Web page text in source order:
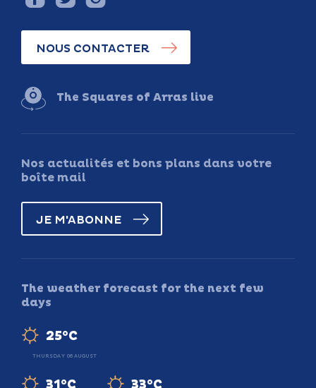
NOUS CONTACTER
The Squares of Arras live
Nos actualités et bons plans dans votre
boîte mail
JE M'ABONNE
The weather forecast for the next few
days
25°C
THURSDAY 06 AUGUST